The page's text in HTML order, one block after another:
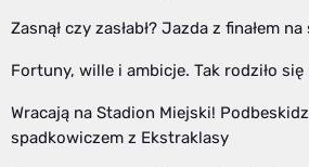
Zasnął czy zasłabł? Jazda z finałem
Fortuny, wille i ambicje. Tak rodziło
Wracają na Stadion Miejski!
spadkowiczem z Ekstraklasy